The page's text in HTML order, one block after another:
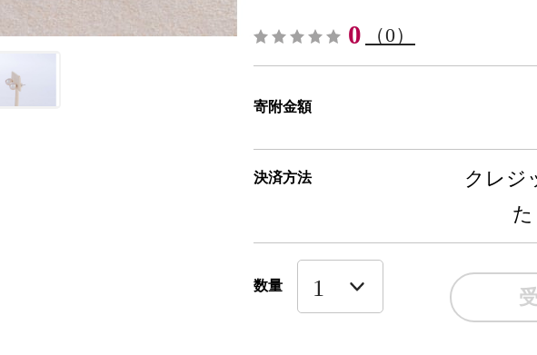
0 （0）
寄附金額
決済方法
クレジ
数量